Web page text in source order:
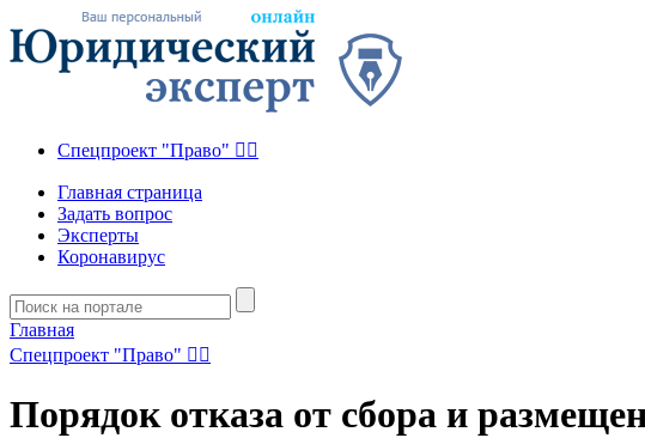
Спецпроект "Право" 👮‍♂️
Главная страница
Задать вопрос
Эксперты
Коронавирус
Главная
Спецпроект "Право" 👮‍♂️
Порядок отказа от сбора и